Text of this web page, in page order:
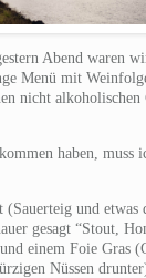
Abend waren
Menü mit
nicht
haben, muss
und etwas
gesagt “Stout,
einem Foie Gras
Nüssen